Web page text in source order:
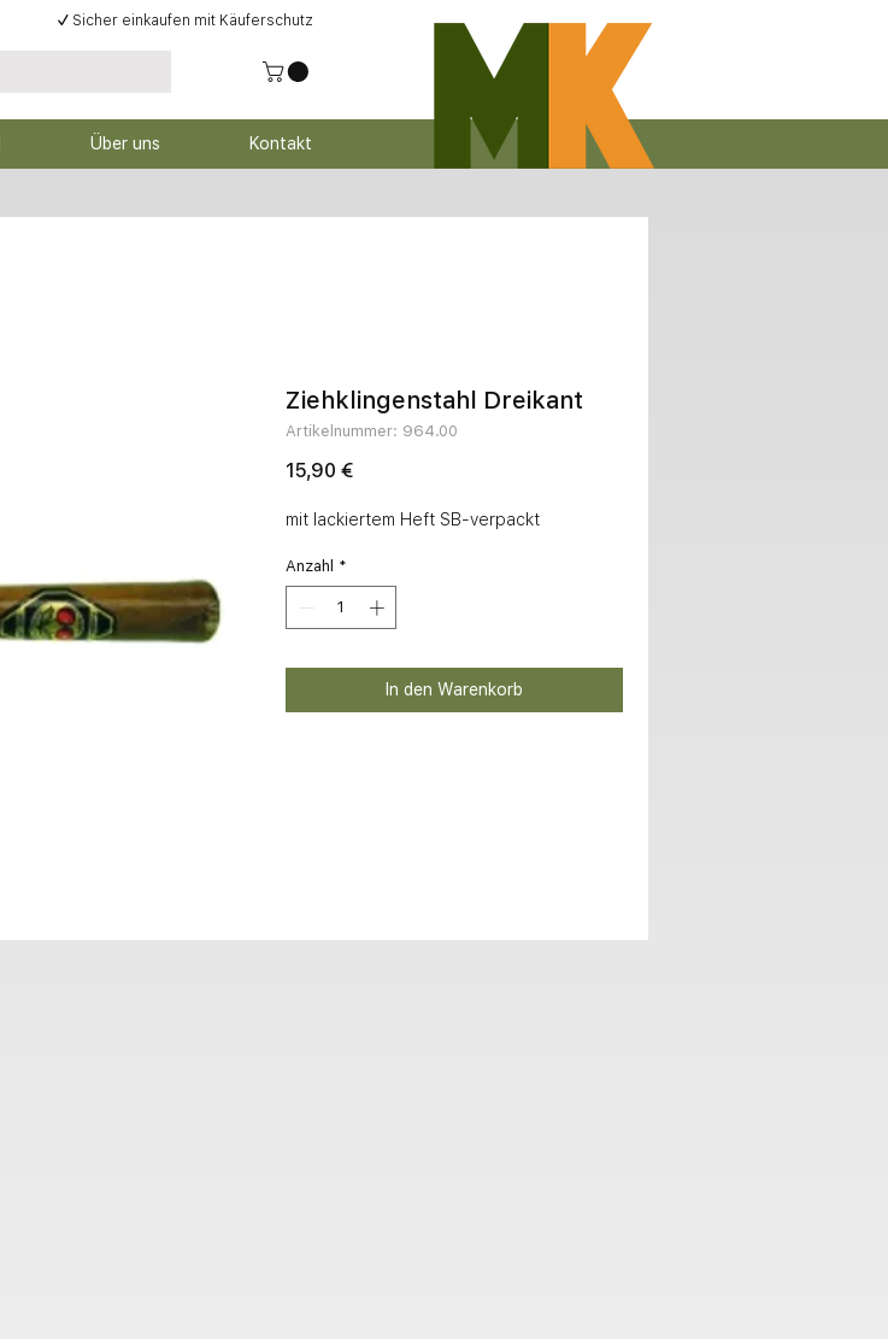
Über uns Kontakt
✓ Sicher einkaufen mit Käuferschutz
Ziehklingenstahl Dreikant
Artikelnummer: 964.00
15,90 €Preis
mit lackiertem Heft SB-verpackt
Anzahl *
In den Warenkorb